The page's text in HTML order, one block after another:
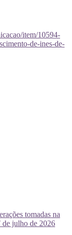
item/10594-
de-ines-de-
tomadas na
julho de 2026